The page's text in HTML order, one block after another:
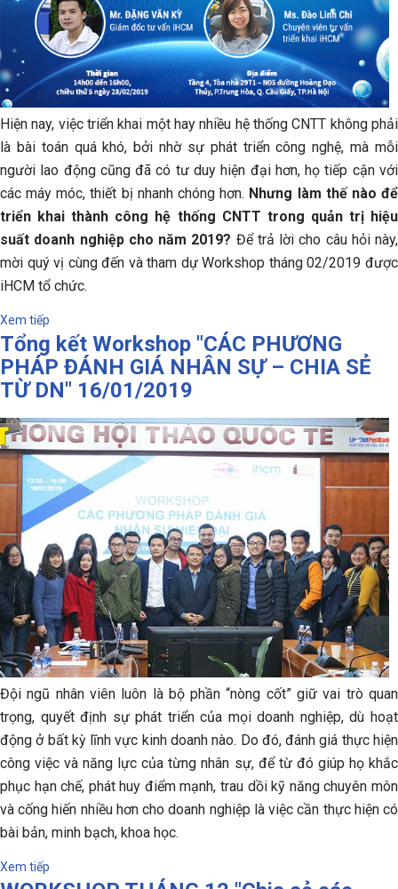
Hiện nay, việc triển khai một hay nhiều hệ thống CNTT không phải
là bài toán quá khó, bởi nhờ sự phát triển công nghệ, mà mỗi
người lao động cũng đã có tư duy hiện đại hơn, họ tiếp cận với
các máy móc, thiết bị nhanh chóng hơn. Nhưng làm thế nào để
triển khai thành công hệ thống CNTT trong quản trị hiệu
suất doanh nghiệp cho năm 2019? Để trả lời cho câu hỏi này,
mời quý vị cùng đến và tham dự Workshop tháng 02/2019 được
iHCM tổ chức.
Xem tiếp
Tổng kết Workshop "CÁC PHƯƠNG
PHÁP ĐÁNH GIÁ NHÂN SỰ – CHIA SẺ
TỪ DN" 16/01/2019
Đội ngũ nhân viên luôn là bộ phần “nòng cốt” giữ vai trò quan
trọng, quyết định sự phát triển của mọi doanh nghiệp, dù hoạt
động ở bất kỳ lĩnh vực kinh doanh nào. Do đó, đánh giá thực hiện
công việc và năng lực của từng nhân sự, để từ đó giúp họ khắc
phục hạn chế, phát huy điểm mạnh, trau dồi kỹ năng chuyên môn
và cống hiến nhiều hơn cho doanh nghiệp là việc cần thực hiện có
bài bản, minh bạch, khoa học.
Xem tiếp